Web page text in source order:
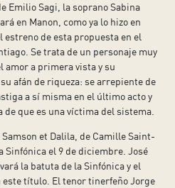
Emilio Sagi, la soprano Sabina
en Manon, como ya lo hizo en
estreno de esta propuesta en el
Se trata de un personaje muy
amor a primera vista y su
afán de riqueza: se arrepiente de
a sí misma en el último acto y
de que es una víctima del sistema.
et Dalila, de Camille Saint-
Sinfónica el 9 de diciembre. José
la batuta de la Sinfónica y el
título. El tenor tinerfeño Jorge